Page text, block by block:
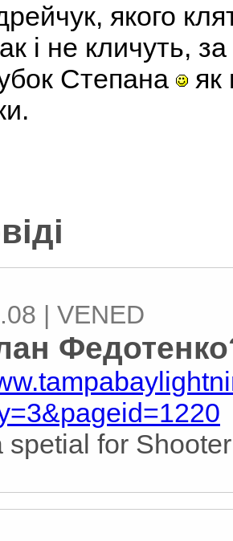
якого
і не кличуть,
Степана
як
| VENED
for Shooter